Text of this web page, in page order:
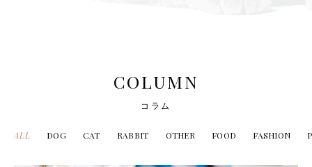
COLUMN
コラム
ALL DOG CAT RABBIT OTHER FOOD FASHION